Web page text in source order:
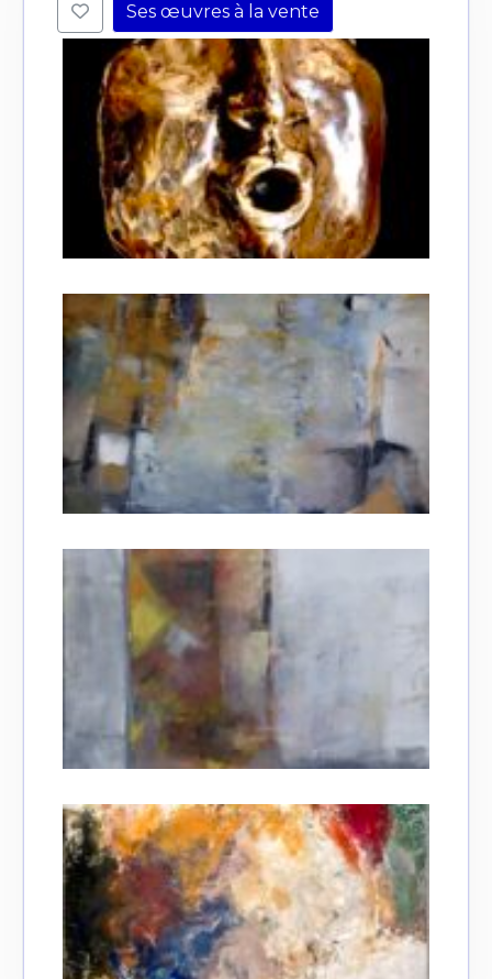
Ses œuvres à la vente